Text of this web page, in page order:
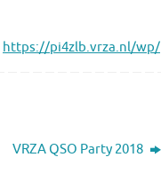
https://pi4zlb.vrza.nl/wp/
VRZA QSO Party 2018